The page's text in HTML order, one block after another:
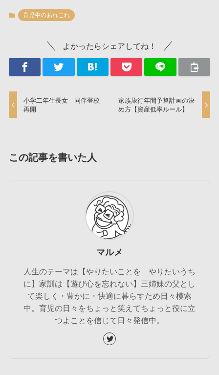
育児中のあれこれ
よかったらシェアしてね！
小学二年生長女 同伴登校
再開
家族旅行年間予算計画の決
め方【資産低率ルール】
この記事を書いた人
マルメ
人生のテーマは【やりたいことを やりたいうち
に】家訓は【遊び心を忘れない】三姉妹の父とし
て楽しく・豊かに・快適に暮らすため日々模索
中。育児の日々をちょっと笑えてちょっと役に立
つよことを信じて日々発信中。